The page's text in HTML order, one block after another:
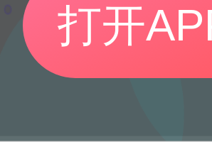
打开